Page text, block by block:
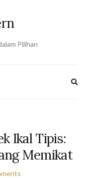
Pilihan
Ikal Tipis:
Memikat